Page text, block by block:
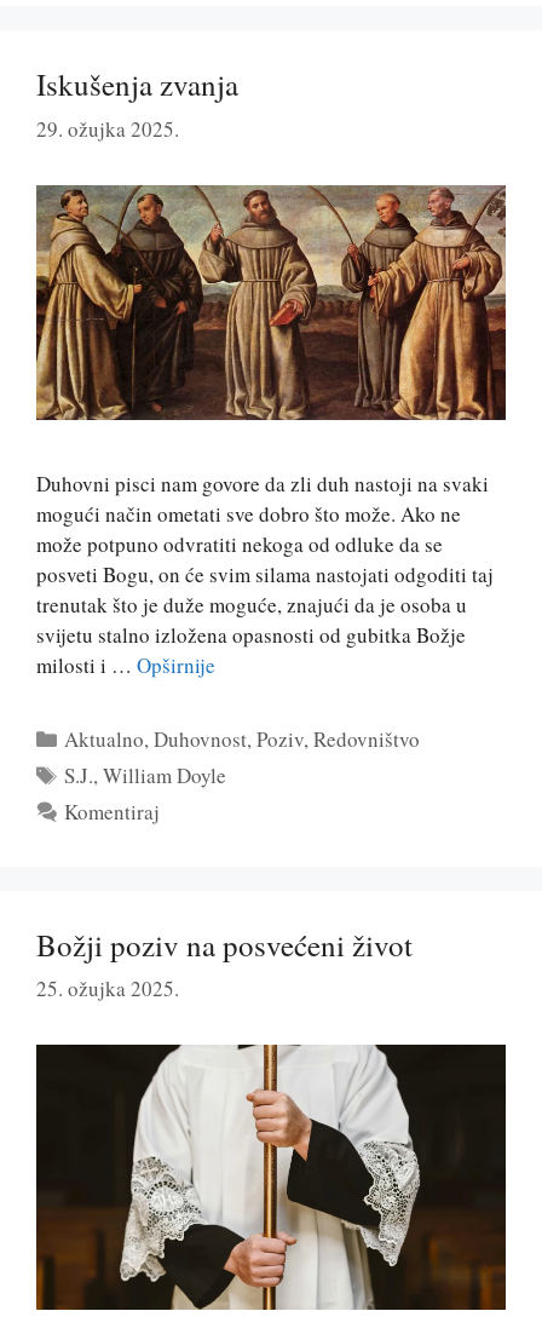
Iskušenja zvanja
29. ožujka 2025.
Duhovni pisci nam govore da zli duh nastoji na svaki
mogući način ometati sve dobro što može. Ako ne
može potpuno odvratiti nekoga od odluke da se
posveti Bogu, on će svim silama nastojati odgoditi taj
trenutak što je duže moguće, znajući da je osoba u
svijetu stalno izložena opasnosti od gubitka Božje
milosti i … Opširnije
Kategorije
Aktualno,Duhovnost,Poziv,Redovništvo
Oznake
S.J.,William Doyle
Komentiraj
Božji poziv na posvećeni život
25. ožujka 2025.